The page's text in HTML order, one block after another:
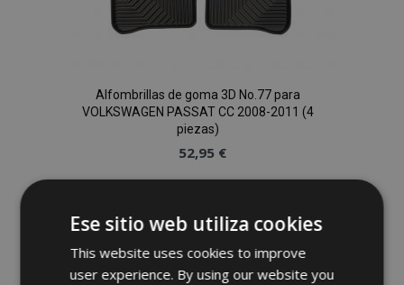
Alfombrillas de goma 3D No.77 para
VOLKSWAGEN PASSAT CC 2008-2011 (4
piezas)
52,95 €
Añadir
a la
Ese sitio web utiliza cookies
This website uses cookies to improve
user experience. By using our website you